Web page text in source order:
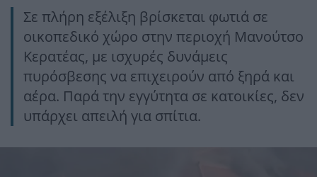
Σε πλήρη εξέλιξη βρίσκεται φωτιά σε
οικοπεδικό χώρο στην περιοχή Μανούτσο
Κερατέας, με ισχυρές δυνάμεις
πυρόσβεσης να επιχειρούν από ξηρά και
αέρα. Παρά την εγγύτητα σε κατοικίες, δεν
υπάρχει απειλή για σπίτια.